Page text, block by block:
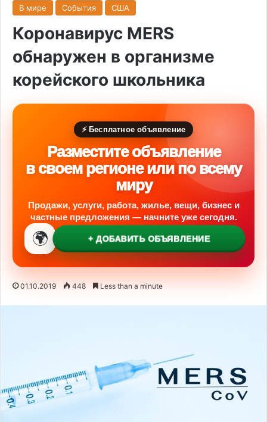
В мире События США
Коронавирус MERS
обнаружен в организме
корейского школьника
⚡ Бесплатное объявление
Разместите объявление
в своем регионе или по всему
миру
Продажи, услуги, работа, жилье, вещи, бизнес и
частные предложения — начните уже сегодня.
🌍 + ДОБАВИТЬ ОБЪЯВЛЕНИЕ
01.10.2019 448 Less than a minute